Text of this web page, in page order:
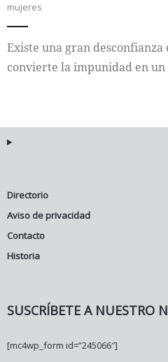
mujeres
Existe una gran
convierte la impunidad en
Directorio
Aviso de privacidad
Contacto
Historia
SUSCRÍBETE A NUESTRO
[mc4wp_form id=”245066″]